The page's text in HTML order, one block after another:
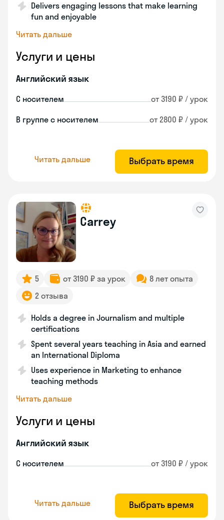
Delivers engaging lessons that make learning
fun and enjoyable
Читать дальше
Услуги и цены
Английский язык
С носителем от 3190 ₽ / урок
В группе с носителем от 2800 ₽ / урок
Читать дальше Выбрать время
Carrey
5 от 3190 ₽ за урок
8 лет опыта
2 отзыва
Holds a degree in Journalism and multiple
certifications
Spent several years teaching in Asia and earned
an International Diploma
Uses experience in Marketing to enhance
teaching methods
Читать дальше
Услуги и цены
Английский язык
С носителем от 3190 ₽ / урок
Читать дальше Выбрать время